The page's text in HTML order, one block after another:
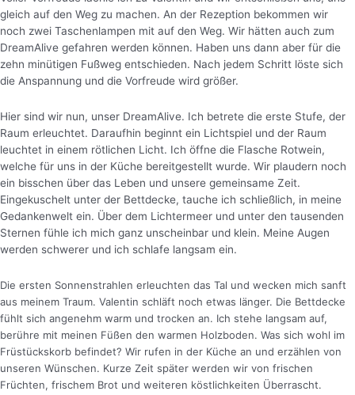
gleich auf den Weg zu machen. An der Rezeption bekommen wir
noch zwei Taschenlampen mit auf den Weg. Wir hätten auch zum
DreamAlive gefahren werden können. Haben uns dann aber für die
zehn minütigen Fußweg entschieden. Nach jedem Schritt löste sich
die Anspannung und die Vorfreude wird größer.
Hier sind wir nun, unser DreamAlive. Ich betrete die erste Stufe, der
Raum erleuchtet. Daraufhin beginnt ein Lichtspiel und der Raum
leuchtet in einem rötlichen Licht. Ich öffne die Flasche Rotwein,
welche für uns in der Küche bereitgestellt wurde. Wir plaudern noch
ein bisschen über das Leben und unsere gemeinsame Zeit.
Eingekuschelt unter der Bettdecke, tauche ich schließlich, in meine
Gedankenwelt ein. Über dem Lichtermeer und unter den tausenden
Sternen fühle ich mich ganz unscheinbar und klein. Meine Augen
werden schwerer und ich schlafe langsam ein.
Die ersten Sonnenstrahlen erleuchten das Tal und wecken mich sanft
aus meinem Traum. Valentin schläft noch etwas länger. Die Bettdecke
fühlt sich angenehm warm und trocken an. Ich stehe langsam auf,
berühre mit meinen Füßen den warmen Holzboden. Was sich wohl im
Früstückskorb befindet? Wir rufen in der Küche an und erzählen von
unseren Wünschen. Kurze Zeit später werden wir von frischen
Früchten, frischem Brot und weiteren köstlichkeiten Überrascht.